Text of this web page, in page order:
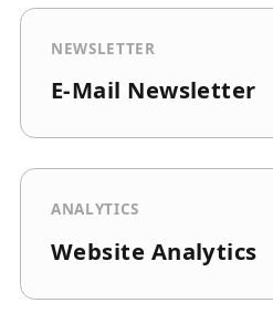
NEWSLETTER
E-Mail Newsletter
ANALYTICS
Website Analytics